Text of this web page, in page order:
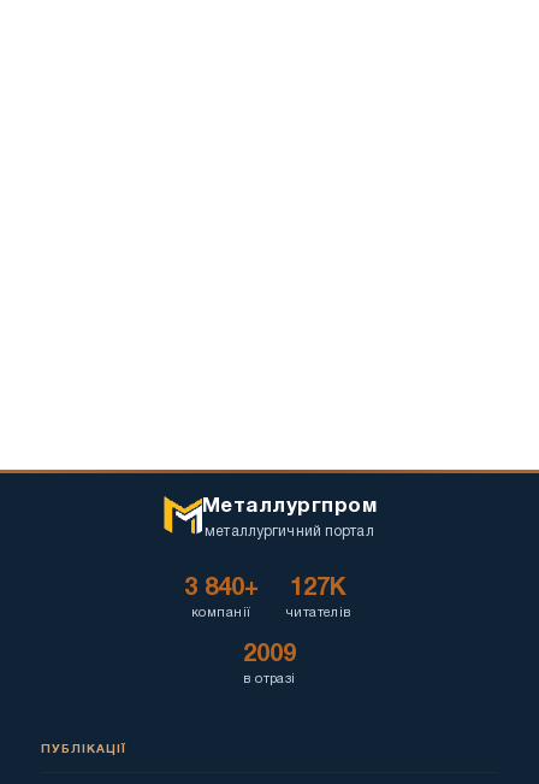
Металлургпром
металлургичний портал
3 840+
компанії
127K
читателів
2009
в отразі
ПУБЛІКАЦІЇ